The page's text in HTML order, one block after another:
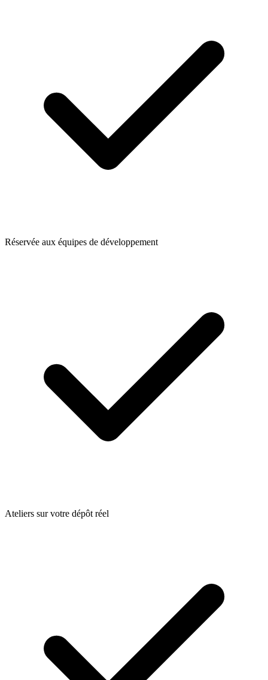
Réservée aux équipes de développement
Ateliers sur votre dépôt réel